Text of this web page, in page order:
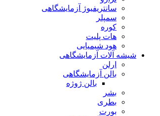
سانتریفیوژ آزمایشگاهی
سمپلر
کوره
هات پلیت
هود شیمیایی
شیشه آلات آزمایشگاهی
ارلن
بالن آزمایشگاهی
بالن ژوژه
بشر
بطری
بورت